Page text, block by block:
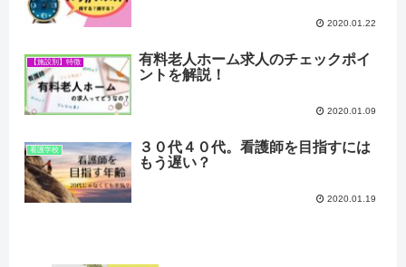
2020.01.22
【施設別】特徴
有料老人ホーム求人のチェックポイ
ントを解説！
2020.01.09
看護学校
３０代４０代。看護師を目指すには
もう遅い？
2020.01.19